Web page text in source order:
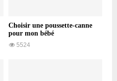
Choisir une poussette-canne
pour mon bébé
5524